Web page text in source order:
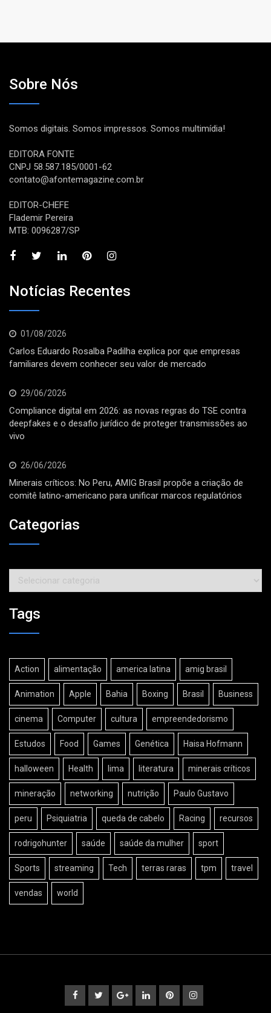
Sobre Nós
Somos digitais. Somos impressos. Somos multimídia!
EDITORA FONTE
CNPJ 58.587.185/0001-62
contato@afontemagazine.com.br
EDITOR-CHEFE
Flademir Pereira
MTB: 0096287/SP
Notícias Recentes
01/08/2026
Carlos Eduardo Rosalba Padilha explica por que empresas
familiares devem conhecer seu valor de mercado
29/06/2026
Compliance digital em 2026: as novas regras do TSE contra
deepfakes e o desafio jurídico de proteger transmissões ao
vivo
26/06/2026
Minerais críticos: No Peru, AMIG Brasil propõe a criação de
comitê latino-americano para unificar marcos regulatórios
Categorias
Tags
Action alimentação america latina amig brasil
Animation Apple Bahia Boxing Brasil Business
cinema Computer cultura empreendedorismo
Estudos Food Games Genética Haisa Hofmann
halloween Health lima literatura minerais críticos
mineração networking nutrição Paulo Gustavo
peru Psiquiatria queda de cabelo Racing recursos
rodrigohunter saúde saúde da mulher sport
Sports streaming Tech terras raras tpm travel
vendas world